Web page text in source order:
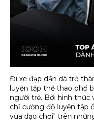
Đi xe đạp dần dà trở
luyện tập thể thao phổ
người trẻ. Bởi hình thức
chỉ cường độ luyện tập
vừa dạo chơi" trên